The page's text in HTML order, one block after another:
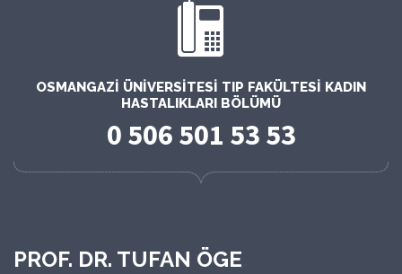
OSMANGAZI ÜNIVERSITESI TIP FAKÜLTESI KADIN
HASTALIKLARI BÖLÜMÜ
0 506 501 53 53
PROF. DR. TUFAN ÖGE